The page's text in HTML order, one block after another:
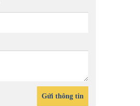
Gửi thông tin